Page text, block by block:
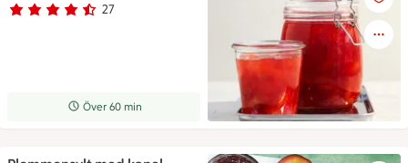
Betyg 4.5 av 5. 27
27 personer har röstat
Receptet tar Över 60 min att tillaga
Över 60 min